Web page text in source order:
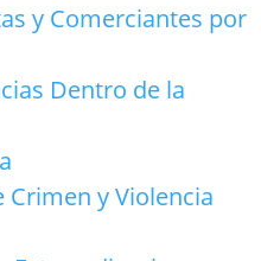
y Comerciantes por
Dentro de la
Crimen y Violencia